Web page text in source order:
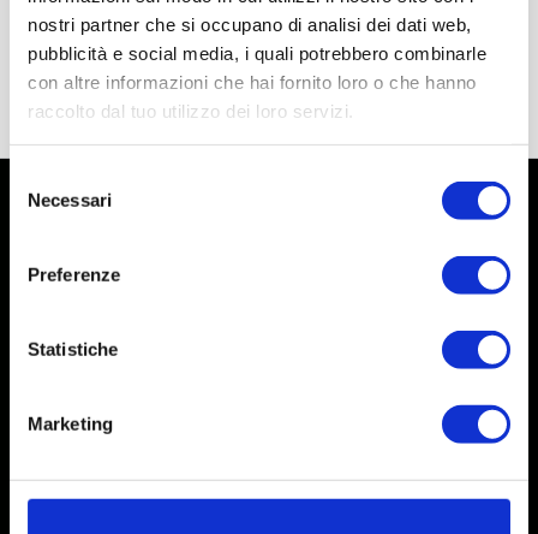
nostri partner che si occupano di analisi dei dati web,
pubblicità e social media, i quali potrebbero combinarle
con altre informazioni che hai fornito loro o che hanno
raccolto dal tuo utilizzo dei loro servizi.
delNecessari
Preferenze
Statistiche
Marketing
Social